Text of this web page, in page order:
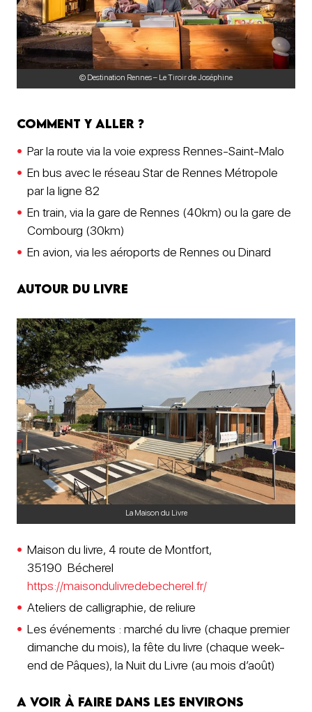
© Destination Rennes – Le Tiroir de Joséphine
Comment y aller ?
Par la route via la voie express Rennes-Saint-Malo
En bus avec le réseau Star de Rennes Métropole
par la ligne 82
En train, via la gare de Rennes (40km) ou la gare de
Combourg (30km)
En avion, via les aéroports de Rennes ou Dinard
Autour du livre
La Maison du Livre
Maison du livre, 4 route de Montfort,
35190 Bécherel
https://maisondulivredebecherel.fr/
Ateliers de calligraphie, de reliure
Les événements : marché du livre (chaque premier
dimanche du mois), la fête du livre (chaque week-
end de Pâques), la Nuit du Livre (au mois d’août)
A voir à faire dans les environs